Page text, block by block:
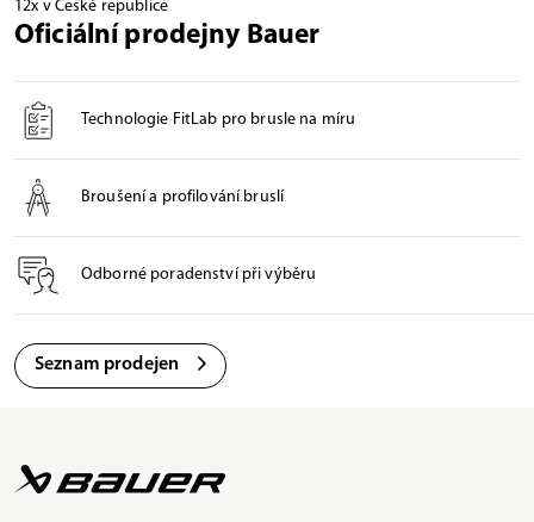
12x v České republice
Oficiální prodejny Bauer
Technologie FitLab pro brusle na míru
Broušení a profilování bruslí
Odborné poradenství při výběru
Seznam prodejen